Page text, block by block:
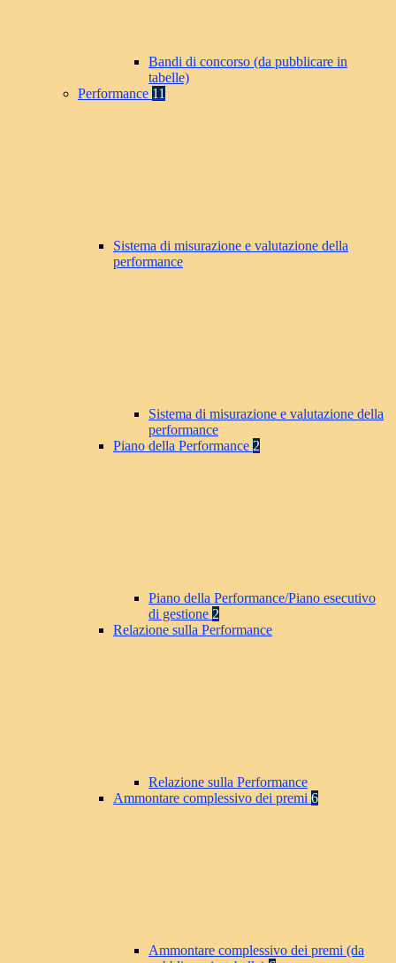
Bandi di concorso (da pubblicare in
tabelle)
Performance 11
Sistema di misurazione e valutazione della
performance
Sistema di misurazione e valutazione della
performance
Piano della Performance 2
Piano della Performance/Piano esecutivo
di gestione 2
Relazione sulla Performance
Relazione sulla Performance
Ammontare complessivo dei premi 6
Ammontare complessivo dei premi (da